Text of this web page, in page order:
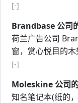
[-]
Brandbase 公司
荷兰广告公司
窗，赏心悦目的木
[-]
Moleskine 公司
知名笔记本(纸的